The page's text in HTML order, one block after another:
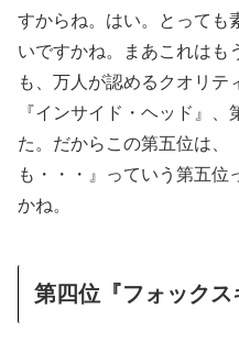
すからね。はい。とっても
いですかね。まあこれはも
も、万人が認めるクオリテ
『インサイド・ヘッド』
た。だからこの第五位は、
も・・・』っていう第五位
かね。
第四位『フォックス